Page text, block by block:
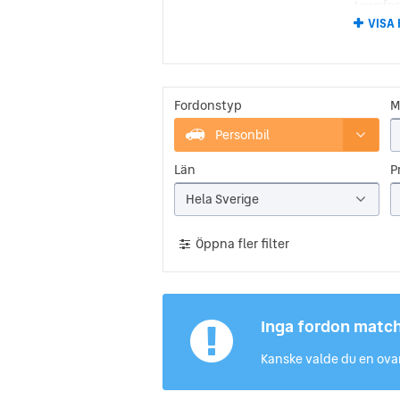
in
den
tid.
idag.
dragit
VISA
Fordonstyp
Personbil
Län
Hela Sverige
Öppna fler filter
Inga fordon
Kanske valde du en